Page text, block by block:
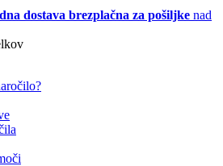
dostava brezplačna za pošiljke nad